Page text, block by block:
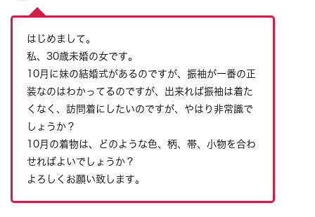
はじめまして。
私、30歳未婚の女です。
10月に妹の結婚式があるのですが、振袖が一番の正
装なのはわかってるのですが、出来れば振袖は着た
くなく、訪問着にしたいのですが、やはり非常識で
しょうか？
10月の着物は、どのような色、柄、帯、小物を合わ
せればよいでしょうか？
よろしくお願い致します。